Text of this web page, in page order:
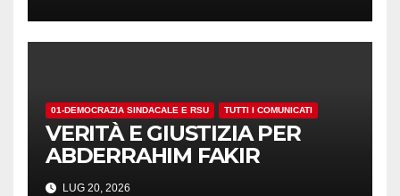
01-DEMOCRAZIA SINDACALE E RSU TUTTI I COMUNICATI
VERITÀ E GIUSTIZIA PER
ABDERRAHIM FAKIR
LUG 20, 2026